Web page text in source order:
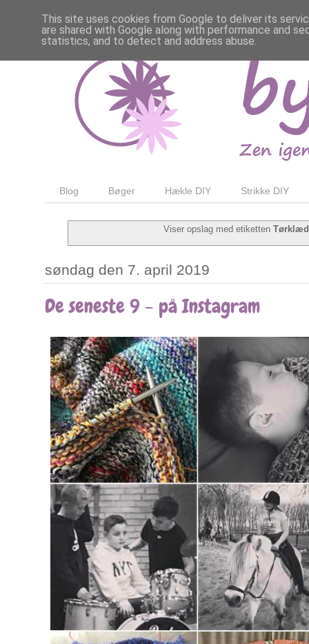
Blog Bøger Hækle DIY Strikke DIY
Viser opslag med etiketten
søndag den 7. april 2019
De seneste 9 - på Instagram
This site uses cookies from Google to deliver its
are shared with Google along with performance and
statistics, and to detect and address abuse.